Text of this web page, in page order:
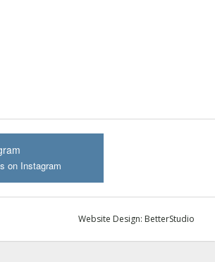
on Instagram
Website Design: BetterStudio